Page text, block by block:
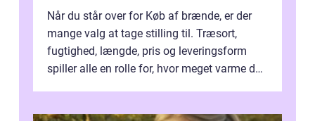
Når du står over for Køb af brænde, er der
mange valg at tage stilling til. Træsort,
fugtighed, længde, pris og leveringsform
spiller alle en rolle for, hvor meget varme du